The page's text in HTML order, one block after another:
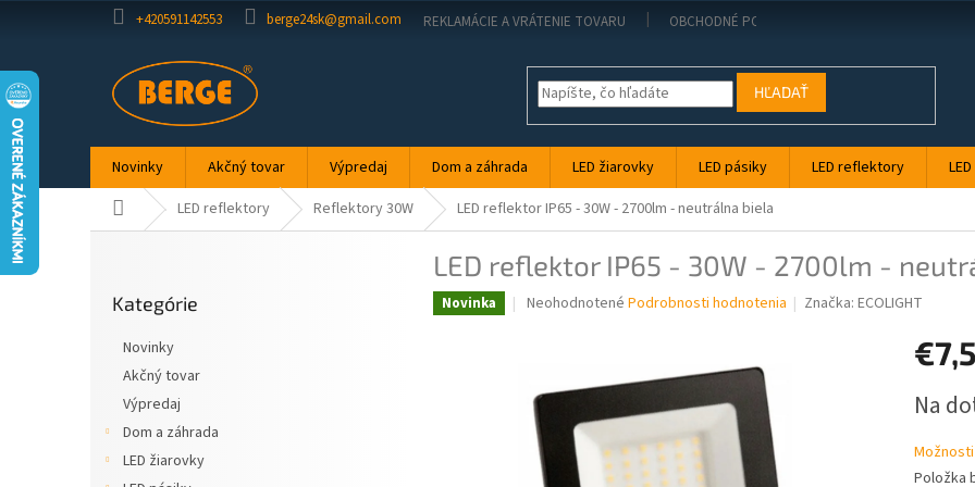
+420591142553 berge24sk@gmail.com REKLAMÁCIE A VRÁTENIE TOVARU OBCHODNÉ PODMIENKY
HĽADAŤ
Novinky Akčný tovar Výpredaj Dom a záhrada LED žiarovky LED pásiky LED reflektory
DomovLED reflektory Reflektory 30W LED reflektor IP65 - 30W - 2700lm - neutrálna biela
kategórie
Kategórie
Novinky
Akčný tovar
Výpredaj
Dom a záhrada
LED žiarovky
LED reflektor IP65 - 30W - 2700lm -
Novinka
Priemerné
hviezdičiek.
Neohodnotené Podrobnosti hodnotenia Značka:ECOLIGHT
cena:
Na
Položka